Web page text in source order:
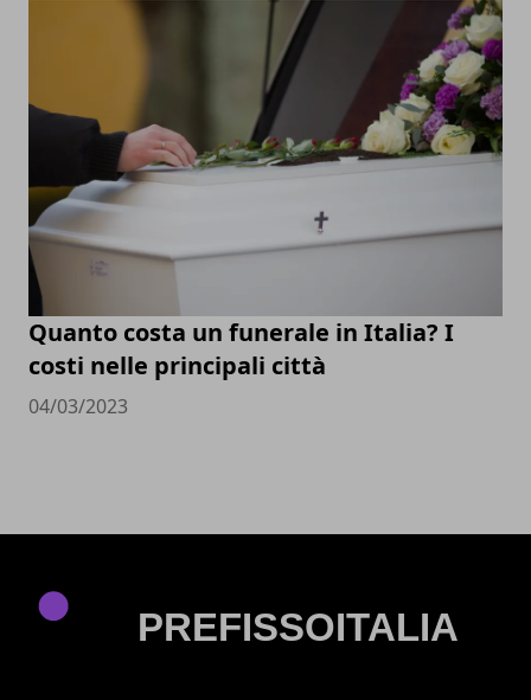
Quanto costa un funerale in Italia? I
costi nelle principali città
04/03/2023